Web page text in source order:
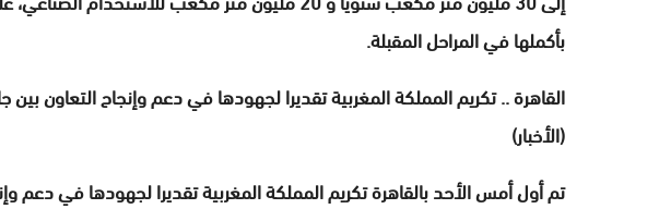
بأكملها في المراحل المقبلة.
القاهرة .. تكريم المملكة المغربية تقديرا لجهودها في دعم وإنجاح التعاون بين
(الأخبار)
تم أول أمس الأحد بالقاهرة تكريم المملكة المغربية تقديرا لجهودها في دعم